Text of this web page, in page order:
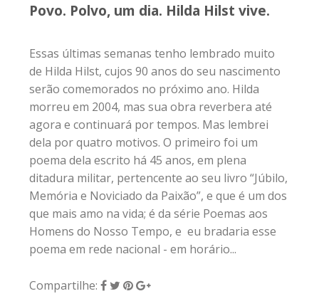
Povo. Polvo, um dia. Hilda Hilst vive.
Essas últimas semanas tenho lembrado muito
de Hilda Hilst, cujos 90 anos do seu nascimento
serão comemorados no próximo ano. Hilda
morreu em 2004, mas sua obra reverbera até
agora e continuará por tempos. Mas lembrei
dela por quatro motivos. O primeiro foi um
poema dela escrito há 45 anos, em plena
ditadura militar, pertencente ao seu livro “Júbilo,
Memória e Noviciado da Paixão”, e que é um dos
que mais amo na vida; é da série Poemas aos
Homens do Nosso Tempo, e eu bradaria esse
poema em rede nacional - em horário...
Compartilhe: